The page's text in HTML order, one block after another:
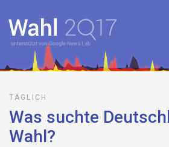
TÄGLICH
Was suchte
Wahl?